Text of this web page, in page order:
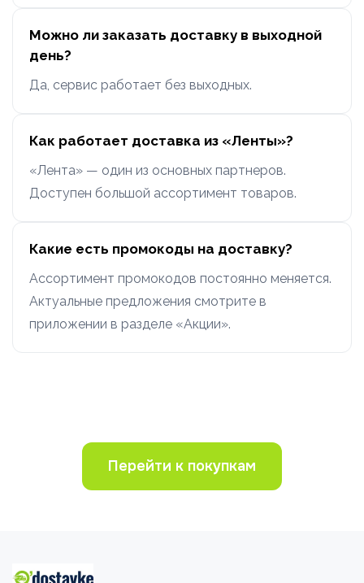
Можно ли заказать доставку в выходной
день?
Да, сервис работает без выходных.
Как работает доставка из «Ленты»?
«Лента» — один из основных партнеров.
Доступен большой ассортимент товаров.
Какие есть промокоды на доставку?
Ассортимент промокодов постоянно меняется.
Актуальные предложения смотрите в
приложении в разделе «Акции».
Перейти к покупкам